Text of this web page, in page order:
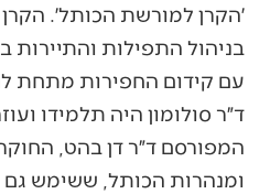
׳הקרן למורשת הכותל׳.
בניהול התפילות
עם קידום החפירות מתחת
ד״ר סולומון היה תלמידו
המפורסם ד״ר דן בהט,
ומנהרות הכותל, ששימש גם